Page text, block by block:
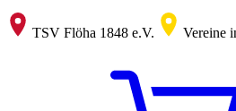
TSV Flöha 1848 e.V. Vereine